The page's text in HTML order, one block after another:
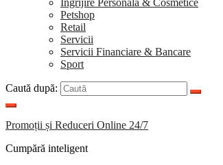
Ingrijire Personala & Cosmetice
Petshop
Retail
Servicii
Servicii Financiare & Bancare
Sport
Caută după:
Promoții și Reduceri Online 24/7
Cumpără inteligent